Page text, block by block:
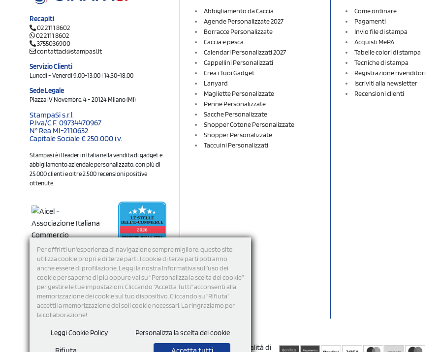
Per offrirti un'esperienza di navigazione sempre migliore, questo sito
utilizza cookie propri e di terze parti. I cookie di terze parti potranno
anche essere di profilazione. Leggi la nostra Informativa sull’uso dei
cookie per saperne di più oppure vai su “Personalizza la scelta dei cookie”
per gestire le tue impostazioni. Cliccando "Accetta Tutti" acconsenti alla
memorizzazione dei cookie sul tuo dispositivo. Cliccando su "Rifiuta"
accetti la memorizzazione dei soli cookie necessari. La ringraziamo per
la collaborazione!
Leggi Cookie Policy Personalizza la scelta dei cookie
Recapiti
02 2111 8602
02 2111 8602
3755036900
contattaci@stampasi.it
Servizio Clienti
Lunedì - Venerdì 9.00-13.00 | 14.30-18.00
Sede Legale
Piazza IV Novembre, 4 - 20124 Milano (MI)
StampaSi s.r.l.
P.Iva/C.F. 09734470967
N° Rea MI-2110632
Capitale Sociale € 250.000 i.v.
Stampasi è il leader in Italia nella vendita di gadget e
abbigliamento aziendale personalizzato, con più di
25.000 clienti e oltre 2.500 recensioni positive
ottenute.
Seguici
Abbigliamento da Caccia
Agende Personalizzate 2027
Borracce Personalizzate
Caccia e pesca
Calendari Personalizzati 2027
Cappellini Personalizzati
Crea i Tuoi Gadget
Lanyard
Magliette Personalizzate
Penne Personalizzate
Sacche Personalizzate
Shopper Cotone Personalizzate
Shopper Personalizzate
Taccuini Personalizzati
Come ordinare
Pagamenti
Invio file di stampa
Acquisti MePA
Tabelle colori di stampa
Tecniche di stampa
Registrazione rivenditori
Iscriviti alla newsletter
Recensioni clienti
Modalità di